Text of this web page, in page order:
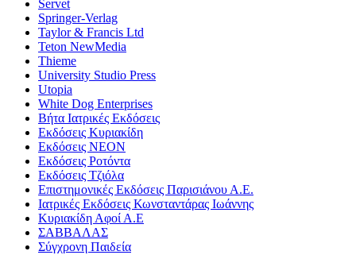
Servet
Springer-Verlag
Taylor & Francis Ltd
Teton NewMedia
Thieme
University Studio Press
Utopia
White Dog Enterprises
Βήτα Ιατρικές Εκδόσεις
Εκδόσεις Κυριακίδη
Εκδόσεις ΝΕΟΝ
Εκδόσεις Ροτόντα
Εκδόσεις Τζιόλα
Επιστημονικές Εκδόσεις Παρισιάνου Α.Ε.
Ιατρικές Εκδόσεις Κωνσταντάρας Ιωάννης
Κυριακίδη Αφοί Α.Ε
ΣΑΒΒΑΛΑΣ
Σύγχρονη Παιδεία